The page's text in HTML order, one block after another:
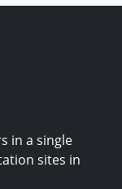
in a single
sites in